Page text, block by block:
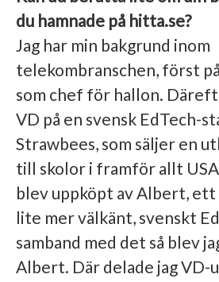
du hamnade på hitta.se?
Jag har min bakgrund inom
telekombranschen, först
som chef för hallon.
VD på en svensk EdTech-
Strawbees, som säljer en
till skolor i framför allt
blev uppköpt av Albert, ett
lite mer välkänt, svenskt
samband med det så blev
Albert. Där delade jag VD-